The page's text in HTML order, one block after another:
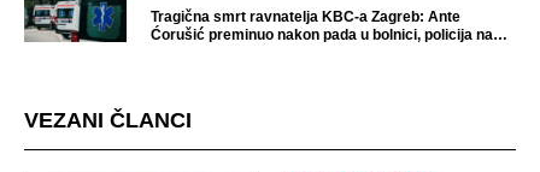
Tragična smrt ravnatelja KBC-a Zagreb: Ante
Ćorušić preminuo nakon pada u bolnici, policija na
VEZANI ČLANCI